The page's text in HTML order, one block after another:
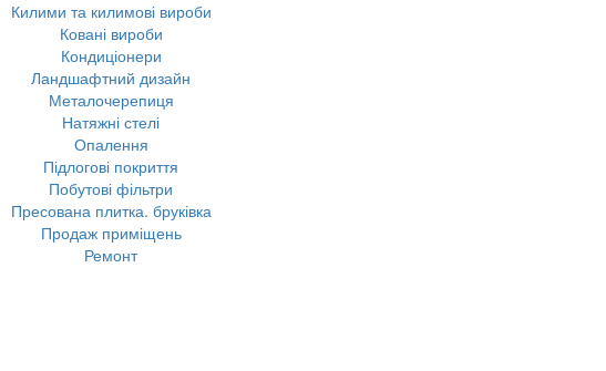
Килими та килимові вироби
Ковані вироби
Кондиціонери
Ландшафтний дизайн
Металочерепиця
Натяжні стелі
Опалення
Підлогові покриття
Побутові фільтри
Пресована плитка. бруківка
Продаж приміщень
Ремонт